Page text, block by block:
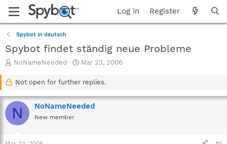
Log in Register
Spybot in deutsch
Spybot findet ständig neue Probleme
T
a
d
s
t
a
NoNameNeeded
S
a
t
d
Mar 23, 2006
Not open for further replies.
N NoNameNeeded
New member